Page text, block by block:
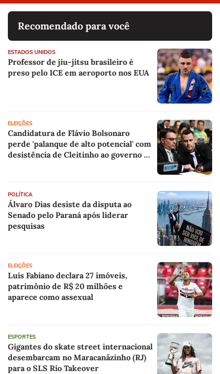
Recomendado para você
ESTADOS UNIDOS
Professor de jiu-jítsu brasileiro é
preso pelo ICE em aeroporto nos EUA
ELEIÇÕES
Candidatura de Flávio Bolsonaro
perde 'palanque de alto potencial' com
desistência de Cleitinho ao governo de
POLÍTICA
Álvaro Dias desiste da disputa ao
Senado pelo Paraná após liderar
pesquisas
ELEIÇÕES
Luis Fabiano declara 27 imóveis,
patrimônio de R$ 20 milhões e
aparece como assexual
ESPORTES
Gigantes do skate street internacional
desembarcam no Maracanãzinho (RJ)
para o SLS Rio Takeover